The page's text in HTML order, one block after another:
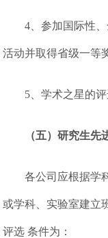
4、参加国际性
活动并取得省级一等
5、学术之星的评
（五）研究生先
各公司应根据学
或学科、实验室建立
评选 条件为：